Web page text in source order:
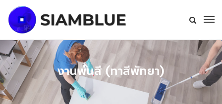
งานพ่นสี (ทาสีพัทยา)